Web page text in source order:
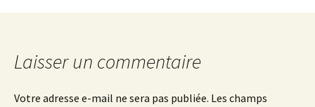
articles
Laisser un commentaire
Votre adresse e-mail ne sera pas publiée. Les champs